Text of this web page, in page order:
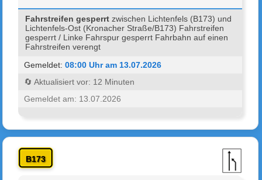
Fahrstreifen gesperrt zwischen Lichtenfels (B173) und
Lichtenfels-Ost (Kronacher Straße/B173) Fahrstreifen
gesperrt / Linke Fahrspur gesperrt Fahrbahn auf einen
Fahrstreifen verengt
Gemeldet:08:00 Uhr am 13.07.2026
🔄 Aktualisiert vor: 12 Minuten
Gemeldet am: 13.07.2026
B173